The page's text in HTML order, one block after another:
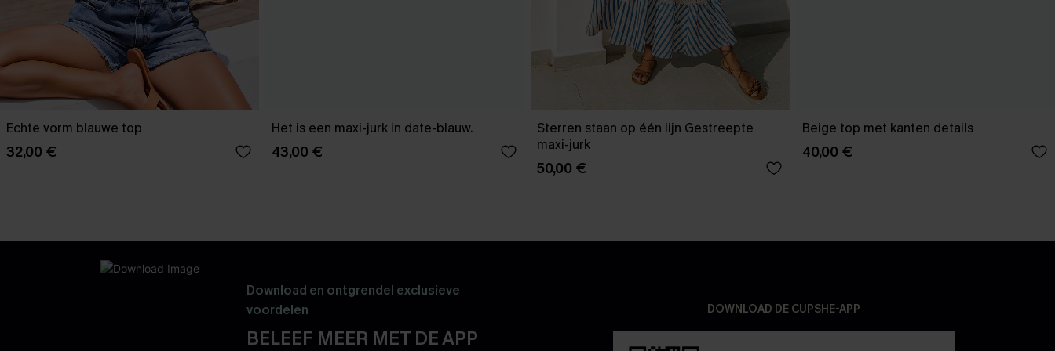
Echte vorm blauwe top
32,00 €
Het is een maxi-jurk in date-blauw.
43,00 €
Sterren staan op één lijn Gestreepte
maxi-jurk
50,00 €
Beige top met kanten details
40,00 €
Download en ontgrendel exclusieve
voordelen
BELEEF MEER MET DE APP
DOWNLOAD DE CUPSHE-APP